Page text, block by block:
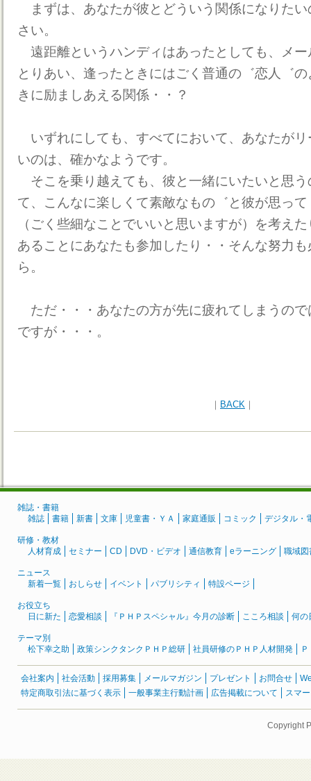
まずは、あなたが彼とどういう関係になりた
さい。
遠距離というハンディはあったとしても、メ
とりあい、逢ったときにはごく普通の゛恋人゛
きに励ましあえる関係・・？
いずれにしても、すべてにおいて、あなたが
いのは、確かなようです。
そこを乗り越えても、彼と一緒にいたいと思
て、こんなに楽しくて素敵なもの゛と彼が思っ
（ごく些細なことでいいと思いますが）を考え
あることにあなたも参加したり・・そんな努力
ら。
ただ・・・あなたの方が先に疲れてしまうの
ですが・・・。
｜ BACK ｜
雑誌・書籍
雑誌
書籍 新書 文庫 児童書・ＹＡ 家庭通販 コミック デジタル・
研修・教材
人材育成
セミナー CD DVD・ビデオ 通信教育 eラーニング 職域図
ニュース
新着一覧
おしらせ イベント パブリシティ 特設ページ
お役立ち
日に新た
恋愛相談 『ＰＨＰスペシャル』今月の診断 こころ相談 何の
テーマ別
松下幸之助
政策シンクタンクＰＨＰ総研 社員研修のＰＨＰ人材開発
会社案内 社会活動 採用募集 メールマガジン プレゼント お問合せ
特定商取引法に基づく表示
一般事業主行動計画 広告掲載について スマ
Copyright